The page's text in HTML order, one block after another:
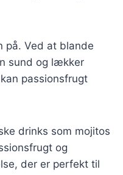
på. Ved at blande
sund og lækker
passionsfrugt
drinks som mojitos
og
der er perfekt til